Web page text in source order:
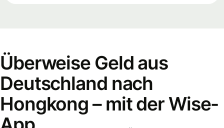
Überweise Geld aus
Deutschland nach
Hongkong – mit der Wise-